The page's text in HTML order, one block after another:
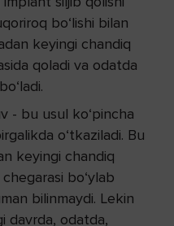
bo‘lishi bilan
keyingi chandiq
qoladi va odatda
- bu usul ko‘pincha
o‘tkaziladi. Bu
keyingi chandiq
bo‘ylab
bilinmaydi. Lekin
davrda, odatda,